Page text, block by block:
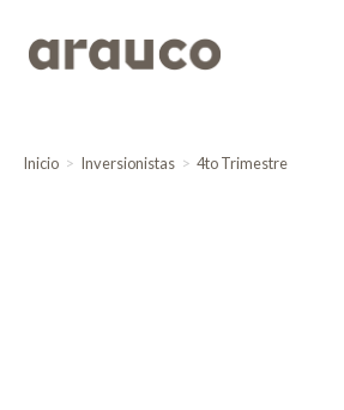
Inicio Inversionistas 4to Trimestre